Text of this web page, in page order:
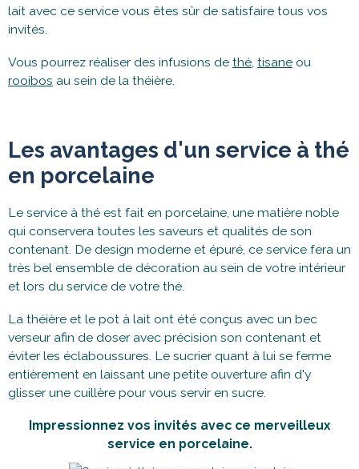
lait avec ce service vous êtes sûr de satisfaire tous vos
invités.
Vous pourrez réaliser des infusions de thé, tisane ou
rooibos au sein de la théière.
Les avantages d'un service à thé
en porcelaine
Le service à thé est fait en porcelaine, une matière noble
qui conservera toutes les saveurs et qualités de son
contenant. De design moderne et épuré, ce service fera un
très bel ensemble de décoration au sein de votre intérieur
et lors du service de votre thé.
La théière et le pot à lait ont été conçus avec un bec
verseur afin de doser avec précision son contenant et
éviter les éclaboussures. Le sucrier quant à lui se ferme
entièrement en laissant une petite ouverture afin d'y
glisser une cuillère pour vous servir en sucre.
Impressionnez vos invités avec ce merveilleux
service en porcelaine.